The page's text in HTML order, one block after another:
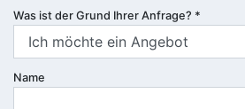
Was ist der Grund Ihrer Anfrage? *
Name